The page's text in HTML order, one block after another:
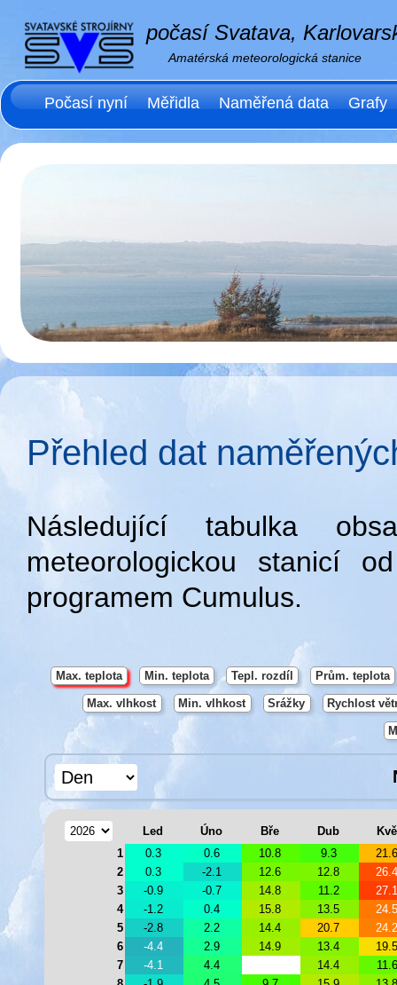
počasí Svatava,
Amatérská meteorologická stanice
Počasí nyní Měřidla Naměřená data Grafy
Přehled dat
Následující tabulka
meteorologickou stanicí
programem Cumulus.